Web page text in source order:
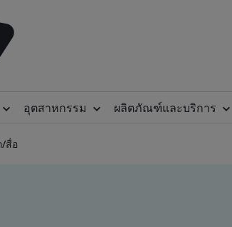
อุตสาหกรรม ผลิตภัณฑ์และบริการ
สื่อ